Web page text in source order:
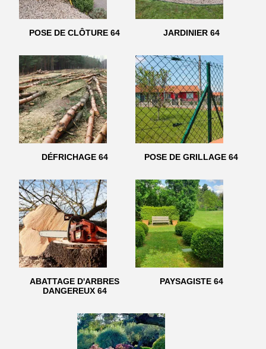
POSE DE CLÔTURE 64 JARDINIER 64
DÉFRICHAGE 64 POSE DE GRILLAGE 64
ABATTAGE D'ARBRES
DANGEREUX 64
PAYSAGISTE 64